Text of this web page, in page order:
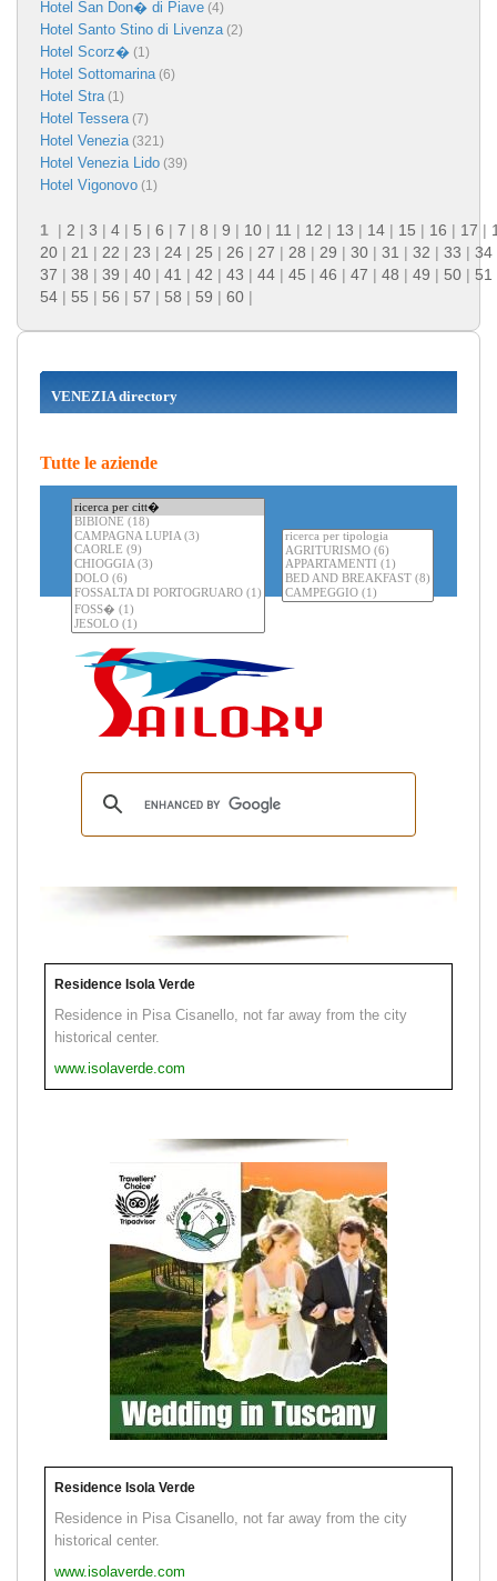
Hotel San Don� di Piave (4)
Hotel Santo Stino di Livenza(2)
Hotel Scorz� (1)
Hotel Sottomarina(6)
Hotel Stra(1)
Hotel Tessera(7)
Hotel Venezia(321)
Hotel Venezia Lido (39)
Hotel Vigonovo (1)
1 | 2 | 3 | 4 | 5 | 6 | 7 | 8 | 9 | 10 | 11 | 12 | 13 | 14 | 15 | 16 | 17 |
20 | 21 | 22 | 23 | 24 | 25 | 26 | 27 | 28 | 29 | 30 | 31 | 32 | 33 | 34
37 | 38 | 39 | 40 | 41 | 42 | 43 | 44 | 45 | 46 | 47 | 48 | 49 | 50 | 51
54 | 55 | 56 | 57 | 58 | 59 | 60 |
VENEZIA directory
Tutte le aziende
Residence Isola Verde
Residence in Pisa Cisanello, not far away from the city
historical center.
www.isolaverde.com
Residence Isola Verde
Residence in Pisa Cisanello, not far away from the city
historical center.
www.isolaverde.com